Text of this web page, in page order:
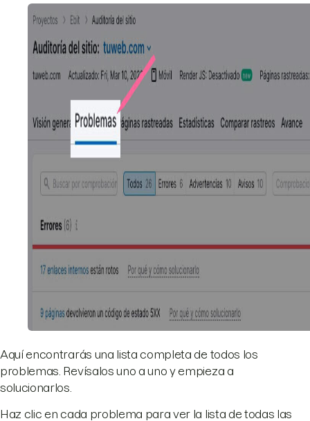
Aquí encontrarás una lista completa de todos los
problemas. Revísalos uno a uno y empieza a
solucionarlos.
Haz clic en cada problema para ver la lista de todas las